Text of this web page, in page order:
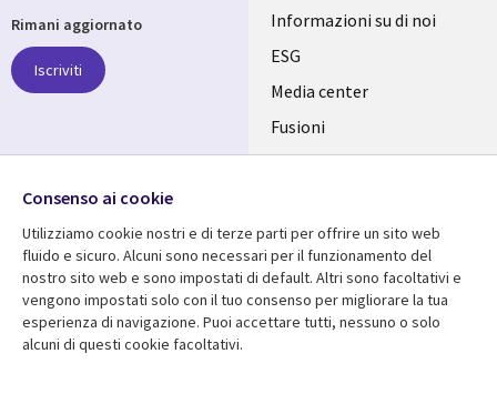
Useful
links
ITALY
IT
Informazioni su di noi
ESG
Media center
Fusioni
Investitori
Centro risorse
Library
Articles
Aiuto
Rimani aggiornato
Iscriviti
Consenso ai cookie
Utilizziamo cookie nostri e di terze parti per offrire un sito web
fluido e sicuro. Alcuni sono necessari per il funzionamento del
nostro sito web e sono impostati di default. Altri sono facoltativi e
vengono impostati solo con il tuo consenso per migliorare la tua
esperienza di navigazione. Puoi accettare tutti, nessuno o solo
alcuni di questi cookie facoltativi.